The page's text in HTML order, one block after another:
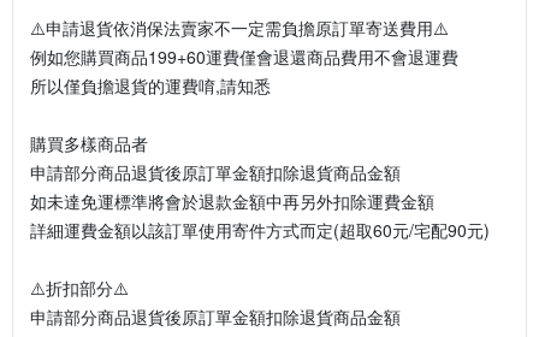
⚠️申請退貨依消保法賣家不一定需負擔原訂單寄送費用⚠️
例如您購買商品199+60運費僅會退還商品費用不會退運費
所以僅負擔退貨的運費唷,請知悉
購買多樣商品者
申請部分商品退貨後原訂單金額扣除退貨商品金額
如未達免運標準將會於退款金額中再另外扣除運費金額
詳細運費金額以該訂單使用寄件方式而定(超取60元/宅配90元)
⚠️折扣部分⚠️
申請部分商品退貨後原訂單金額扣除退貨商品金額